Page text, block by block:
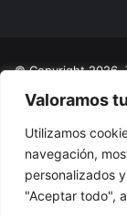
Valoramos
Utilizamos
navegación,
personalizados
"Aceptar todo",
© Copyright 2026,
Home
Actualidad
El